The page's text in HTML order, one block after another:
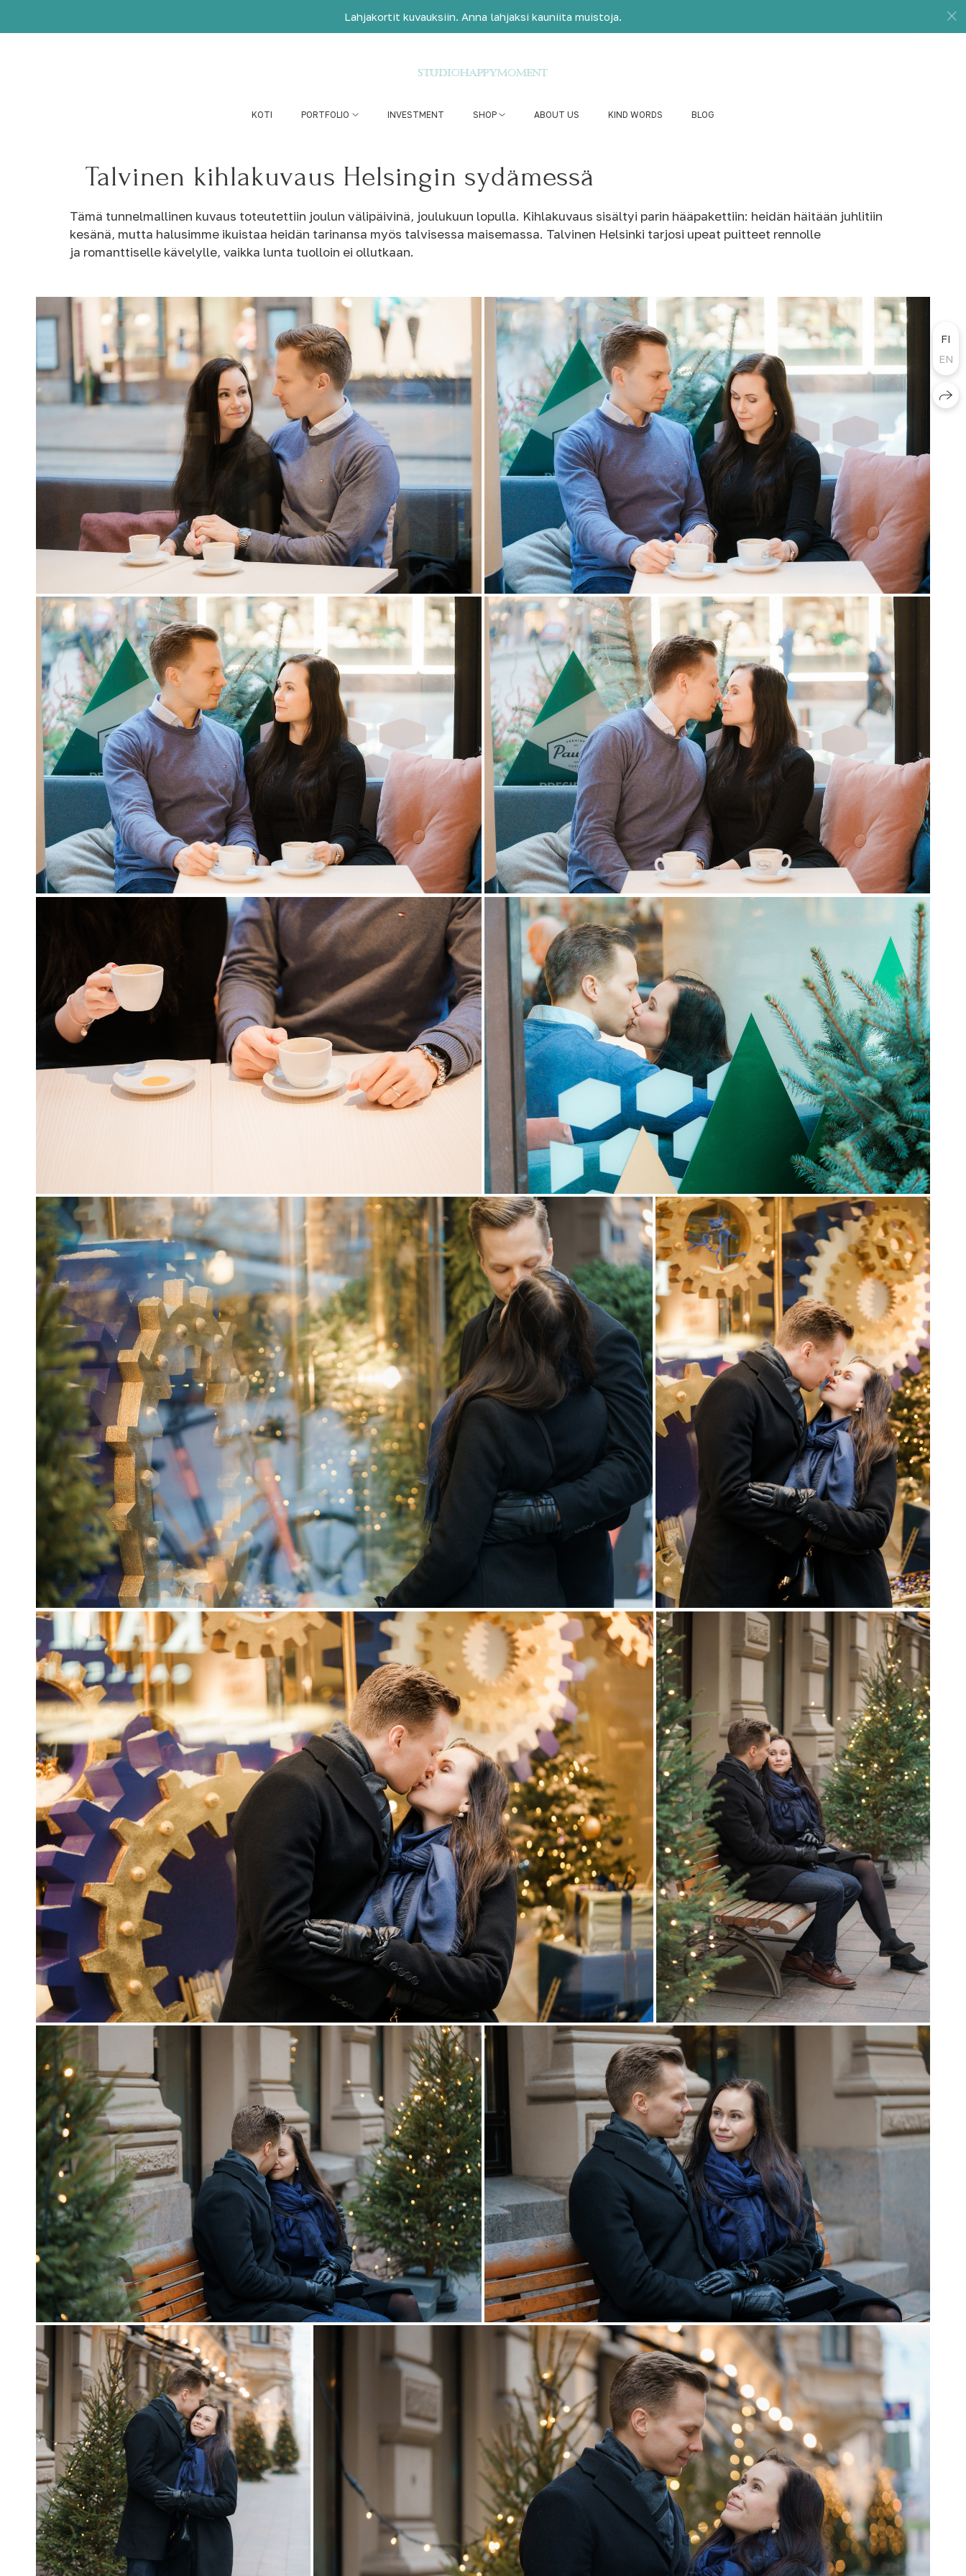
KOTI PORTFOLIO INVESTMENT SHOP ABOUT US KIND WORDS BLOG
Talvinen kihlakuvaus Helsingin sydämessä
Tämä tunnelmallinen kuvaus toteutettiin joulun välipäivinä, joulukuun lopulla. Kihlakuvaus sisältyi parin hääpakettiin: heidän häitään juhlitiin
kesänä, mutta halusimme ikuistaa heidän tarinansa myös talvisessa maisemassa. Talvinen Helsinki tarjosi upeat puitteet rennolle
ja romanttiselle kävelylle, vaikka lunta tuolloin ei ollutkaan.
FI
EN
Lahjakortit kuvauksiin. Anna lahjaksi kauniita muistoja.